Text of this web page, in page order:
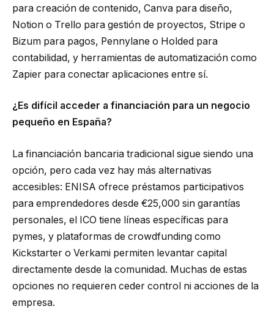
para creación de contenido, Canva para diseño,
Notion o Trello para gestión de proyectos, Stripe o
Bizum para pagos, Pennylane o Holded para
contabilidad, y herramientas de automatización como
Zapier para conectar aplicaciones entre sí.
¿Es difícil acceder a financiación para un negocio
pequeño en España?
La financiación bancaria tradicional sigue siendo una
opción, pero cada vez hay más alternativas
accesibles: ENISA ofrece préstamos participativos
para emprendedores desde €25,000 sin garantías
personales, el ICO tiene líneas específicas para
pymes, y plataformas de crowdfunding como
Kickstarter o Verkami permiten levantar capital
directamente desde la comunidad. Muchas de estas
opciones no requieren ceder control ni acciones de la
empresa.